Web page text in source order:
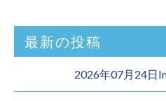
最新の投稿
2026年07月24日